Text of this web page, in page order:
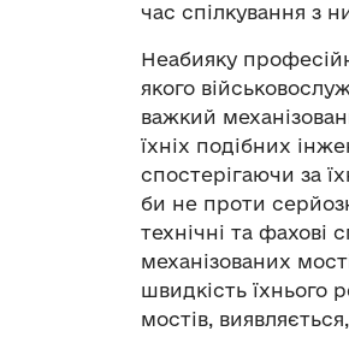
час спілкування з
Неабияку
якого
важкий
їхніх подібних
спостерігаючи за
би не проти
технічні та фахові
механізованих
швидкість їхнього
мостів,